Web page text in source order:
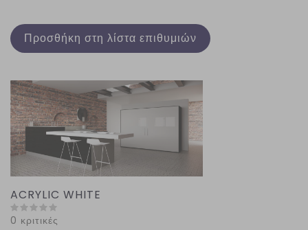
Προσθήκη στη λίστα επιθυμιών
ACRYLIC WHITE
0 κριτικές